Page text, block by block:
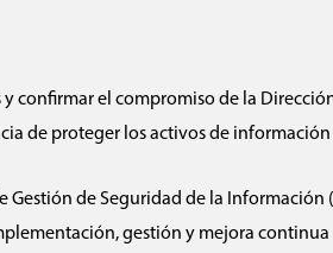
confirmar el compromiso de la
de proteger los activos de
de Seguridad de la
gestión y mejora